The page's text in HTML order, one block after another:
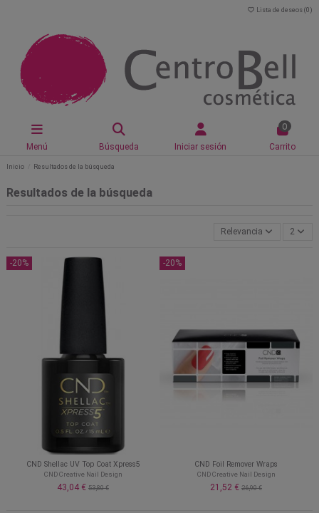
Lista de deseos (0 )
Menú Búsqueda Iniciar sesión
0
Carrito
Inicio Resultados de la búsqueda
Resultados de la búsqueda
Relevancia 2
-20%
CND Shellac UV Top Coat Xpress5
CND Creative Nail Design
43,04 € 53,80 €
-20%
CND Foil Remover Wraps
CND Creative Nail Design
21,52 € 26,90 €